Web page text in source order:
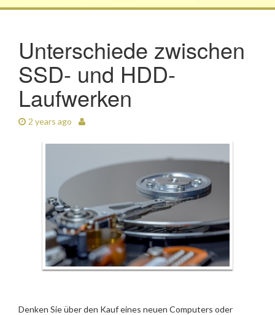
Unterschiede zwischen
SSD- und HDD-
Laufwerken
2 years ago
Denken Sie über den Kauf eines neuen Computers oder